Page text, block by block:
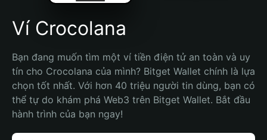
Ví Crocolana
Bạn đang muốn tìm một ví tiền điện tử an toàn và uy
tín cho Crocolana của mình? Bitget Wallet chính là lựa
chọn tốt nhất. Với hơn 40 triệu người tin dùng, bạn có
thể tự do khám phá Web3 trên Bitget Wallet. Bắt đầu
hành trình của bạn ngay!